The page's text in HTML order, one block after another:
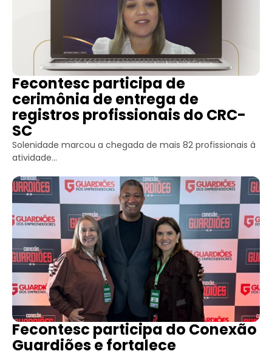
Fecontesc participa de
cerimônia de entrega de
registros profissionais do CRC-
SC
Solenidade marcou a chegada de mais 82 profissionais à
atividade...
Fecontesc participa do Conexão
Guardiões e fortalece